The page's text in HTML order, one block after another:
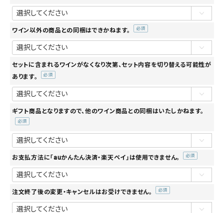
須)
ワイン以外の商品との同梱はできかねます。
セットに含まれるワインがなくなり次第、セット内容を切り替える可能性が
あります。
須)
ギフト商品となりますので、他のワイン商品との同梱はいたしかねます。
須)
お支払方法に「auかんたん決済・楽天ペイ」は使用できません。
注文終了後の変更・キャンセルはお受けできません。